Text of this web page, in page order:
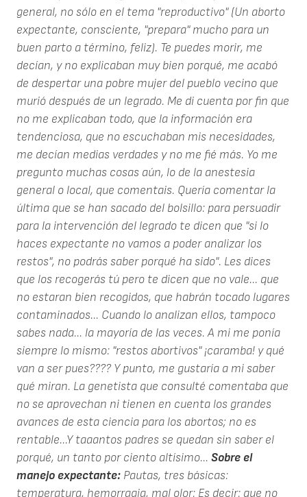
general, no sólo en el tema "reproductivo" (Un aborto
expectante, consciente, "prepara" mucho para un
buen parto a término, feliz). Te puedes morir, me
decían, y no explicaban muy bien porqué, me acabó
de despertar una pobre mujer del pueblo vecino que
murió después de un legrado. Me di cuenta por fin que
no me explicaban todo, que la información era
tendenciosa, que no escuchaban mis necesidades,
me decían medias verdades y no me fié más. Yo me
pregunto muchas cosas aún, lo de la anestesia
general o local, que comentais. Quería comentar la
última que se han sacado del bolsillo: para persuadir
para la intervención del legrado te dicen que "si lo
haces expectante no vamos a poder analizar los
restos", no podrás saber porqué ha sido". Les dices
que los recogerás tú pero te dicen que no vale... que
no estaran bien recogidos, que habrán tocado lugares
contaminados... Cuando lo analizan ellos, tampoco
sabes nada... la mayoría de las veces. A mi me ponía
siempre lo mismo: "restos abortivos" ¡caramba! y qué
van a ser pues???? Y punto, me gustaría a mi saber
qué miran. La genetista que consulté comentaba que
no se aprovechan ni tienen en cuenta los grandes
avances de esta ciencia para los abortos; no es
rentable...Y taaantos padres se quedan sin saber el
porqué, un tanto por ciento altísimo... Sobre el
manejo expectante: Pautas, tres básicas:
temperatura, hemorragia, mal olor: Es decir: que no